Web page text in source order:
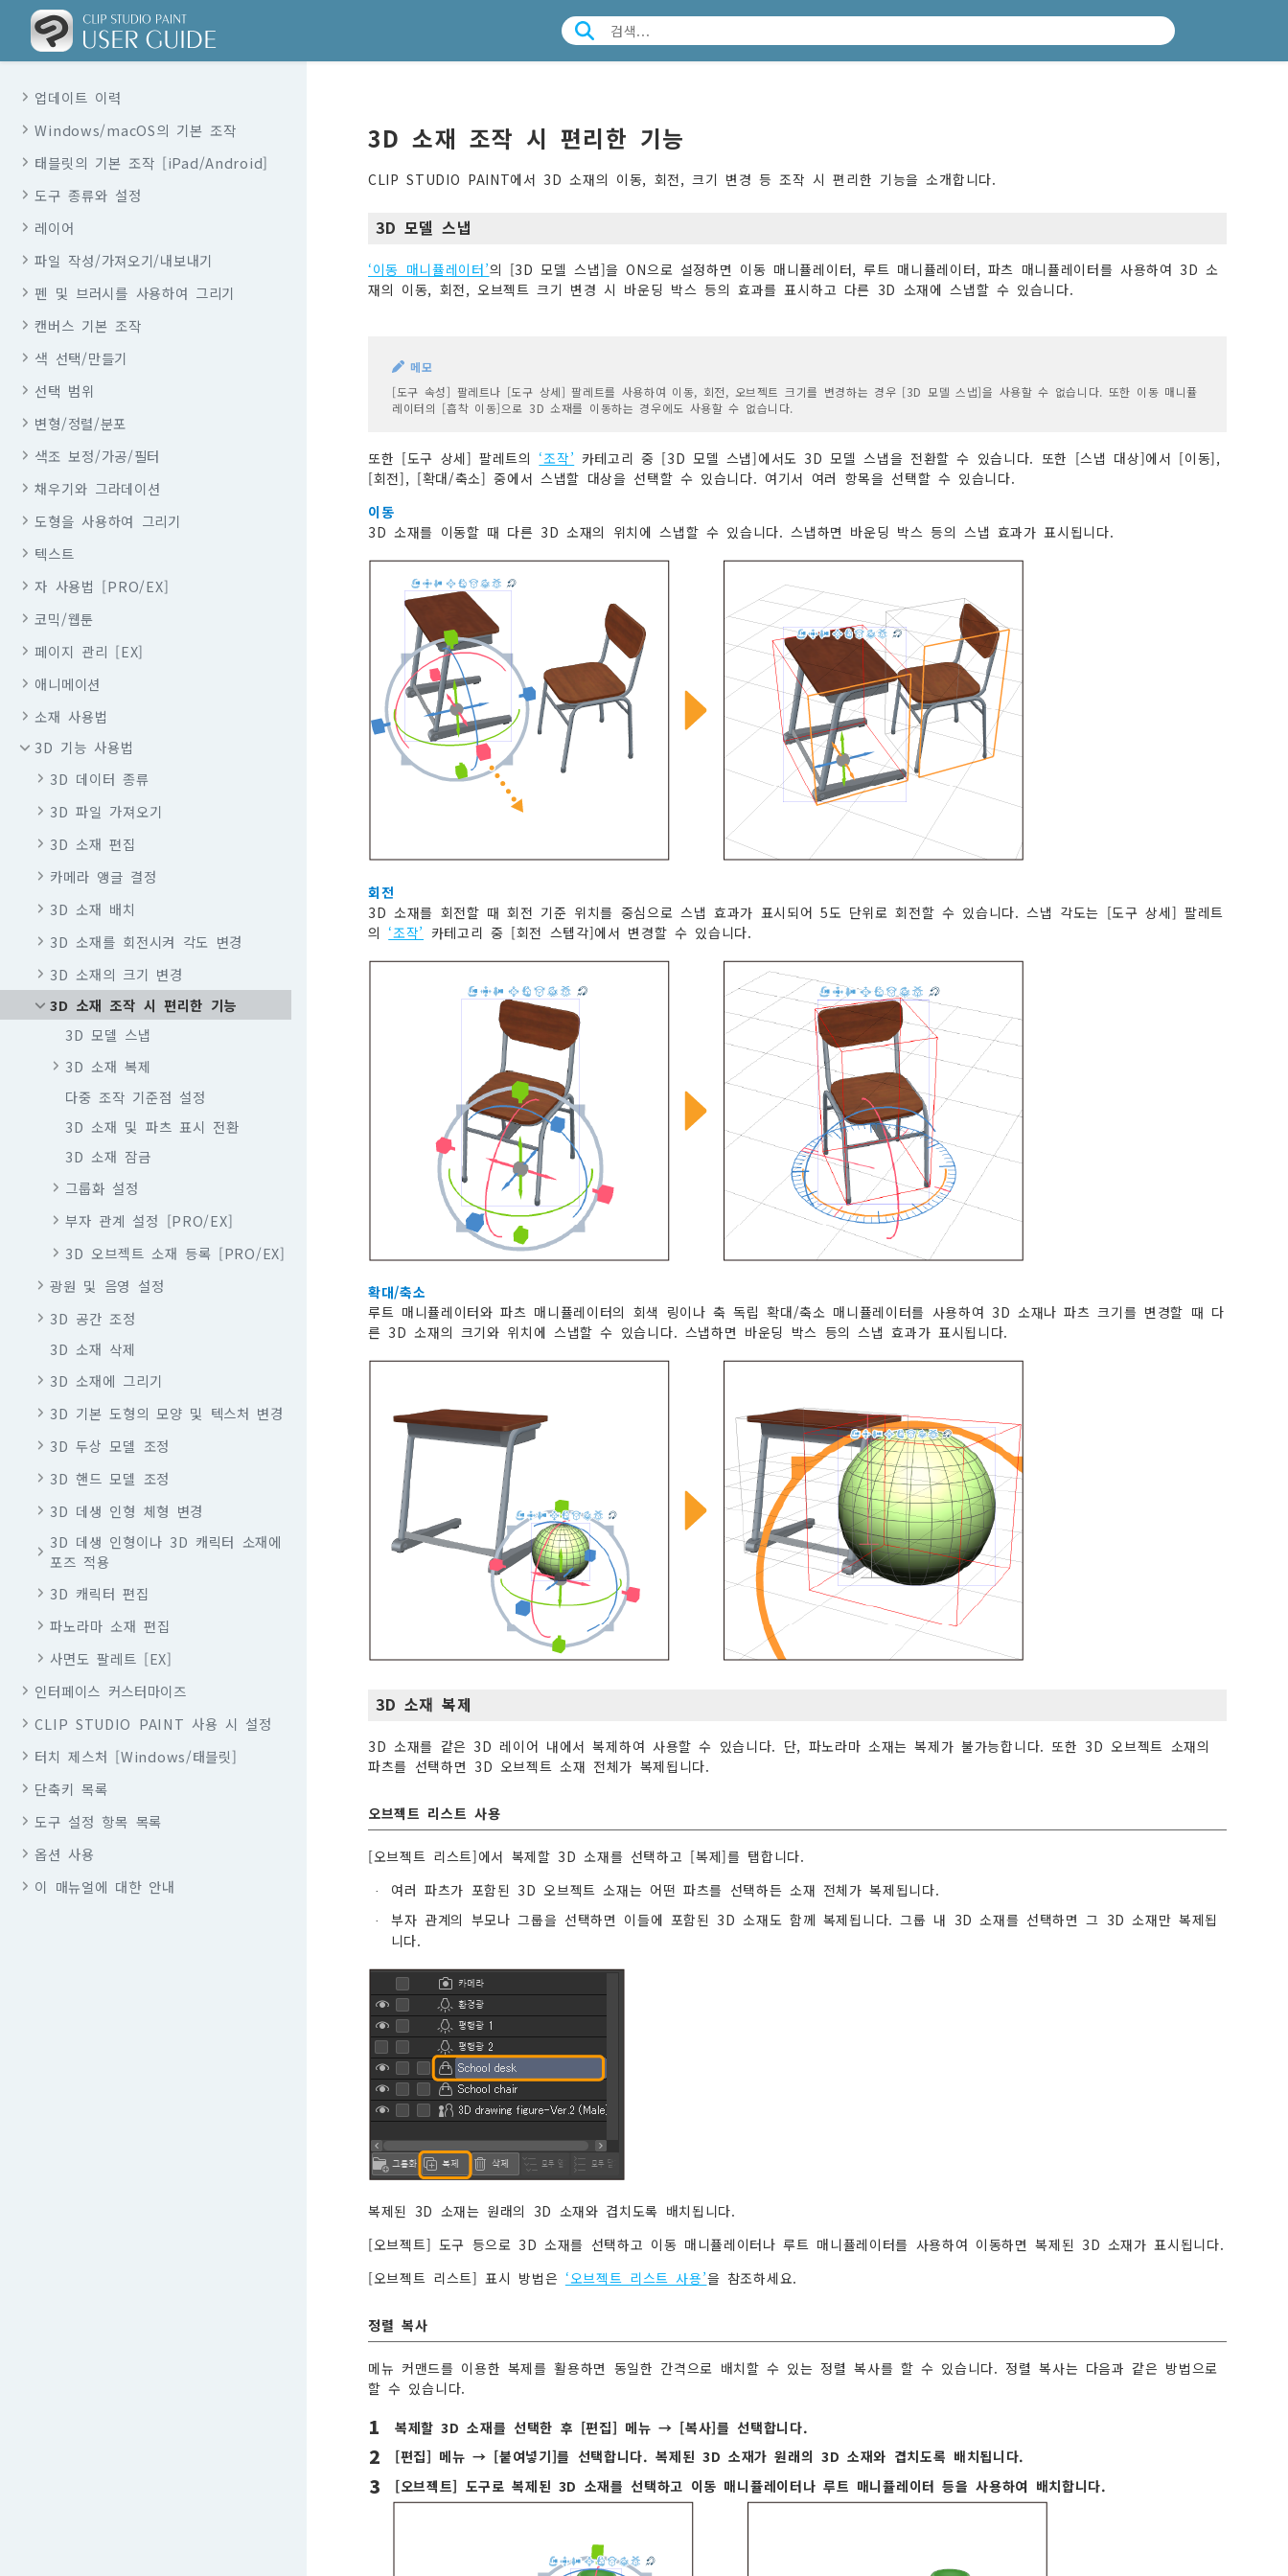
업데이트 이력
Windows/macOS의 기본 조작
태블릿의 기본 조작 [iPad/Android]
도구 종류와 설정
레이어
파일 작성/가져오기/내보내기
펜 및 브러시를 사용하여 그리기
캔버스 기본 조작
색 선택/만들기
선택 범위
변형/정렬/분포
색조 보정/가공/필터
채우기와 그라데이션
도형을 사용하여 그리기
텍스트
자 사용법 [PRO/EX]
코믹/웹툰
페이지 관리 [EX]
애니메이션
소재 사용법
3D 기능 사용법
3D 데이터 종류
3D 파일 가져오기
3D 소재 편집
카메라 앵글 결정
3D 소재 배치
3D 소재를 회전시켜 각도 변경
3D 소재의 크기 변경
3D 소재 조작 시 편리한 기능
3D 모델 스냅
3D 소재 복제
다중 조작 기준점 설정
3D 소재 및 파츠 표시 전환
3D 소재 잠금
그룹화 설정
부자 관계 설정 [PRO/EX]
3D 오브젝트 소재 등록 [PRO/EX]
광원 및 음영 설정
3D 공간 조정
3D 소재 삭제
3D 소재에 그리기
3D 기본 도형의 모양 및 텍스처 변경
3D 두상 모델 조정
3D 핸드 모델 조정
3D 데생 인형 체형 변경
3D 데생 인형이나 3D 캐릭터 소재에
포즈 적용
3D 캐릭터 편집
파노라마 소재 편집
사면도 팔레트 [EX]
인터페이스 커스터마이즈
CLIP STUDIO PAINT 사용 시 설정
터치 제스처 [Windows/태블릿]
단축키 목록
도구 설정 항목 목록
옵션 사용
이 매뉴얼에 대한 안내
3D 소재 조작 시 편리한 기능
CLIP STUDIO PAINT에서 3D 소재의 이동, 회전, 크기 변경 등 조작 시 편리한 기능을 소개합니다.
3D 모델 스냅
‘이동 매니퓰레이터’의 [3D 모델 스냅]을 ON으로 설정하면 이동 매니퓰레이터, 루트 매니퓰레이터, 파츠 매니퓰레이터를 사용하여 3D 소
재의 이동, 회전, 오브젝트 크기 변경 시 바운딩 박스 등의 효과를 표시하고 다른 3D 소재에 스냅할 수 있습니다.
메모
[도구 속성] 팔레트나 [도구 상세] 팔레트를 사용하여 이동, 회전, 오브젝트 크기를 변경하는 경우 [3D 모델 스냅]을 사용할 수 없습니다. 또한 이동 매니퓰
레이터의 [흡착 이동]으로 3D 소재를 이동하는 경우에도 사용할 수 없습니다.
또한 [도구 상세] 팔레트의 ‘조작’ 카테고리 중 [3D 모델 스냅]에서도 3D 모델 스냅을 전환할 수 있습니다. 또한 [스냅 대상]에서 [이동],
[회전], [확대/축소] 중에서 스냅할 대상을 선택할 수 있습니다. 여기서 여러 항목을 선택할 수 있습니다.
이동
3D 소재를 이동할 때 다른 3D 소재의 위치에 스냅할 수 있습니다. 스냅하면 바운딩 박스 등의 스냅 효과가 표시됩니다.
회전
3D 소재를 회전할 때 회전 기준 위치를 중심으로 스냅 효과가 표시되어 5도 단위로 회전할 수 있습니다. 스냅 각도는 [도구 상세] 팔레트
의 ‘조작’ 카테고리 중 [회전 스텝각]에서 변경할 수 있습니다.
확대/축소
루트 매니퓰레이터와 파츠 매니퓰레이터의 회색 링이나 축 독립 확대/축소 매니퓰레이터를 사용하여 3D 소재나 파츠 크기를 변경할 때 다
른 3D 소재의 크기와 위치에 스냅할 수 있습니다. 스냅하면 바운딩 박스 등의 스냅 효과가 표시됩니다.
3D 소재 복제
3D 소재를 같은 3D 레이어 내에서 복제하여 사용할 수 있습니다. 단, 파노라마 소재는 복제가 불가능합니다. 또한 3D 오브젝트 소재의
파츠를 선택하면 3D 오브젝트 소재 전체가 복제됩니다.
오브젝트 리스트 사용
[오브젝트 리스트]에서 복제할 3D 소재를 선택하고 [복제]를 탭합니다.
· 여러 파츠가 포함된 3D 오브젝트 소재는 어떤 파츠를 선택하든 소재 전체가 복제됩니다.
·
부자 관계의 부모나 그룹을 선택하면 이들에 포함된 3D 소재도 함께 복제됩니다. 그룹 내 3D 소재를 선택하면 그 3D 소재만 복제됩
니다.
복제된 3D 소재는 원래의 3D 소재와 겹치도록 배치됩니다.
[오브젝트] 도구 등으로 3D 소재를 선택하고 이동 매니퓰레이터나 루트 매니퓰레이터를 사용하여 이동하면 복제된 3D 소재가 표시됩니다.
[오브젝트 리스트] 표시 방법은 ‘오브젝트 리스트 사용’을 참조하세요.
정렬 복사
메뉴 커맨드를 이용한 복제를 활용하면 동일한 간격으로 배치할 수 있는 정렬 복사를 할 수 있습니다. 정렬 복사는 다음과 같은 방법으로
할 수 있습니다.
1 복제할 3D 소재를 선택한 후 [편집] 메뉴 → [복사]를 선택합니다.
2 [편집] 메뉴 → [붙여넣기]를 선택합니다. 복제된 3D 소재가 원래의 3D 소재와 겹치도록 배치됩니다.
3 [오브젝트] 도구로 복제된 3D 소재를 선택하고 이동 매니퓰레이터나 루트 매니퓰레이터 등을 사용하여 배치합니다.